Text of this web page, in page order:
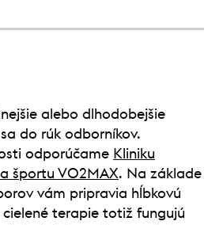
alebo dlhodobejšie
do rúk odborníkov.
odporúčame Kliniku
športu VO2MAX. Na základe
vám pripravia hĺbkovú
terapie totiž fungujú